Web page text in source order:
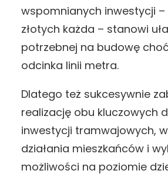
wspomnianych inwestycji –
złotych każda – stanowi
potrzebnej na budowę
odcinka linii metra.
Dlatego też sukcesywnie
realizację obu kluczowych
inwestycji tramwajowych,
działania mieszkańców i
możliwości na poziomie